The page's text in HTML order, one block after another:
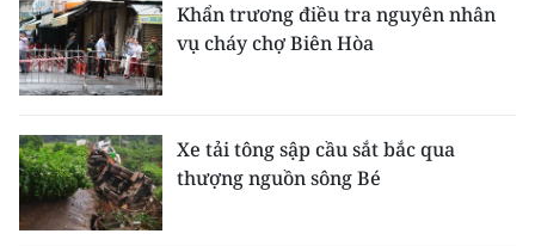
Khẩn trương điều tra nguyên nhân
vụ cháy chợ Biên Hòa
Xe tải tông sập cầu sắt bắc qua
thượng nguồn sông Bé